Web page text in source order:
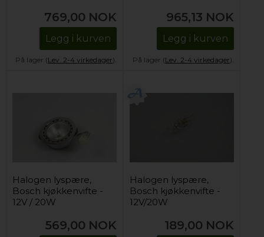
769,00 NOK
Legg i kurven
På lager (Lev. 2-4 virkedager).
965,13 NOK
Legg i kurven
På lager (Lev. 2-4 virkedager).
Halogen lyspære,
Bosch kjøkkenvifte -
12V / 20W
569,00 NOK
Halogen lyspære,
Bosch kjøkkenvifte -
12V/20W
189,00 NOK